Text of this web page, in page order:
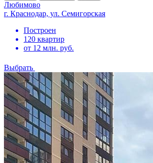
Любимово
г. Краснодар, ул. Семигорская
Построен
120 квартир
от 12 млн. руб.
Выбрать